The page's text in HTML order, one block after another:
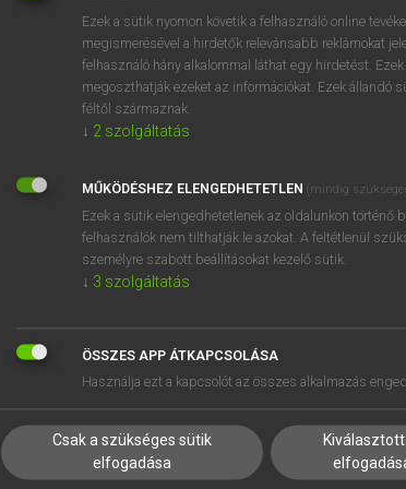
BELÉPÉS
EGYÉNI FELHASZNÁLÓKNAK
TANULÓKNAK
VÁLLALATI MEGOLDÁSOK
SÚGÓ
RÓLUNK
SÜTI BEÁLLÍTÁSOK
Ezek a sütik nyomon követik a felhasználó online
megismerésével a hirdetők relevánsabb reklámokat
felhasználó hány alkalommal láthat egy hirdetést.
megoszthatják ezeket az információkat. Ezek állandó
féltől származnak.
↓ 2 szolgáltatás
MŰKÖDÉSHEZ ELENGEDHETETLEN (mindig
Ezek a sütik elengedhetetlenek az oldalunkon történő
felhasználók nem tilthatják le azokat. A feltétlenül
személyre szabott beállításokat kezelő sütik.
↓ 3 szolgáltatás
ÖSSZES APP ÁTKAPCSOLÁSA
Használja ezt a kapcsolót az összes alkalmazás
Csak a szükséges sütik
elfogadása